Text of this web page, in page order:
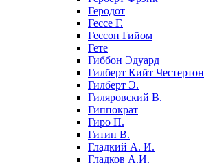
Геродот
Гессе Г.
Гессон Гийом
Гете
Гиббон Эдуард
Гилберт Кийт Честертон
Гилберт Э.
Гиляровский В.
Гиппократ
Гиро П.
Гитин В.
Гладкий А. И.
Гладков А.И.